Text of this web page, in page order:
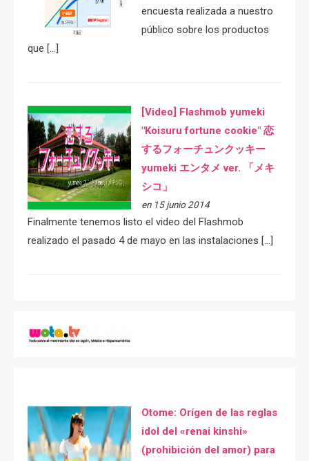
encuesta realizada a nuestro
público sobre los productos
que […]
[Video] Flashmob yumeki
"Koisuru fortune cookie" 恋
するフォーチュンクッキー
yumeki エンタメ ver. 「メキ
シコ」
en 15 junio 2014
Finalmente tenemos listo el video del Flashmob
realizado el pasado 4 de mayo en las instalaciones […]
Otome: Orígen de las reglas
idol del «renai kinshi»
(prohibición del amor) para